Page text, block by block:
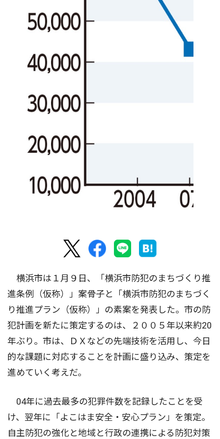
横浜市は１月９日、「横浜市防犯のまちづくり推
進条例（仮称）」案骨子と「横浜市防犯のまちづく
り推進プラン（仮称）」の素案を発表した。市の防
犯計画を新たに策定するのは、２００５年以来約20
年ぶり。市は、ＤＸなどの先端技術を活用し、今日
的な課題に対応することを計画に盛り込み、策定を
進めていく考えだ。
04年に過去最多の犯罪件数を記録したことを受
け、翌年に「よこはま安全・安心プラン」を策定。
自主防犯の強化と地域と行政の連携による防犯対策